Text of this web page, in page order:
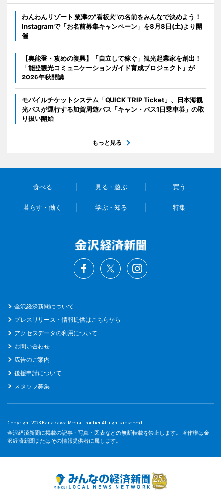
わんわんリゾート 粟津の"看板犬"の名前をみんなで決めよう！
Instagramで「お名前募集キャンペーン」を8月8日(土)より開
催
【奥能登・攻めの復興】「自立して稼ぐ」観光起業家を創出！
「能登観光コミュニケーションガイド育成プロジェクト」が
2026年秋開講
モバイルチケットシステム「QUICK TRIP Ticket」、日本海観
光バスが運行する加賀周遊バス「キャン・バス1日乗車券」の取
り扱い開始
もっと見る
食べる 見る・遊ぶ 買う
暮らす・働く 学ぶ・知る 特集
金沢経済新聞について
プレスリリース・情報提供はこちらから
アクセスデータの利用について
お問い合わせ
広告のご案内
後援申請について
スタッフ募集
Copyright 2023 Kanazawa Media Frontier All rights reserved.
金沢経済新聞に掲載の記事・写真・図表などの無断転載を禁止します。 著作権は金
沢経済新聞またはその情報提供者に属します。